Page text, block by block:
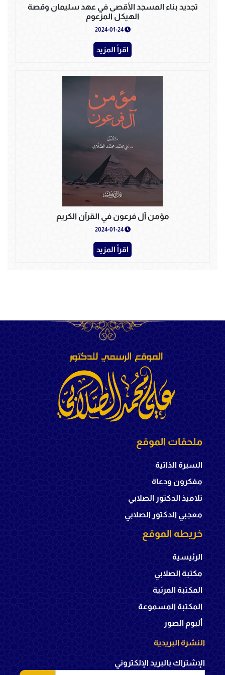
تجديد بناء المسجد الأقصى في عهد سليمان وقصة
الهيكل المزعوم
2024-01-24
اقرأ المزيد
مؤمن آل فرعون في القرآن الكريم
2024-01-24
اقرأ المزيد
ملحقات الموقع
السيرة الذاتية
مفكرون ودعاة
تلاميذ الدكتور الصلابي
معجبي الدكتور الصلابي
خريطه الموقع
الرئيسية
مكتبة الصلابي
المكتبة المرئية
المكتبة المسموعة
ألبوم الصور
النشرة البريدية
الإشتراك بالبريد الإلكتروني